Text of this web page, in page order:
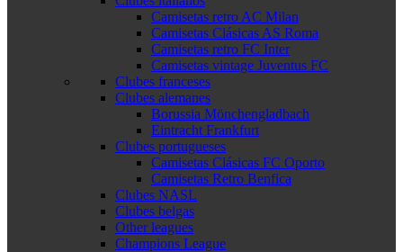
Camisetas retro AC Milan
Camisetas Clásicas AS Roma
Camisetas retro FC Inter
Camisetas vintage Juventus FC
Clubes franceses
Clubes alemanes
Borussia Mönchengladbach
Eintracht Frankfurt
Clubes portugueses
Camisetas Clásicas FC Oporto
Camisetas Retro Benfica
Clubes NASL
Clubes belgas
Other leagues
Champions League